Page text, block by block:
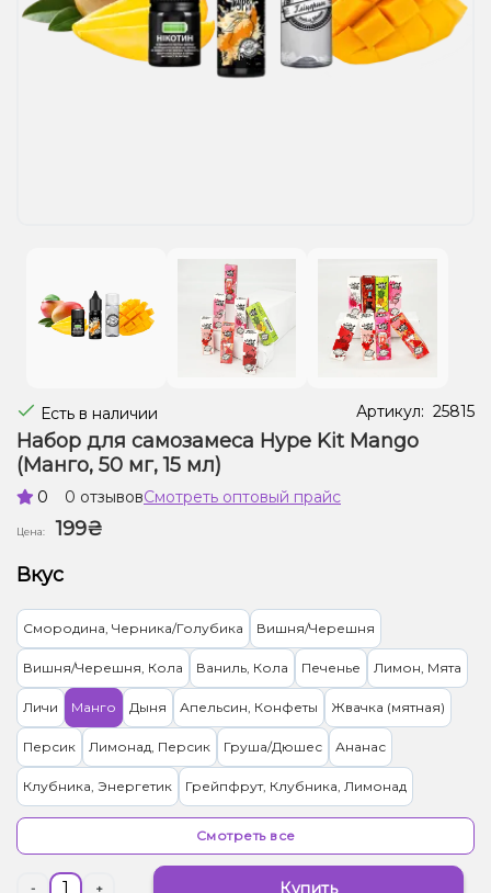
Жидкости для электронных сигарет
Есть в наличии Артикул: 25815
Набор для самозамеса Hype Kit Mango
(Манго, 50 мг, 15 мл)
0 0 отзывовСмотреть оптовый прайс
Цена:
199₴
Вкус
Смородина, Черника/Голубика Вишня/Черешня
Вишня/Черешня, Кола Ваниль, Кола Печенье Лимон, Мята
Личи Манго Дыня Апельсин, Конфеты Жвачка (мятная)
Персик Лимонад, Персик Груша/Дюшес Ананас
Клубника, Энергетик Грейпфрут, Клубника, Лимонад
Кокос, Манго Мороженое, Черника/Голубика
Смотреть все
- + Купить